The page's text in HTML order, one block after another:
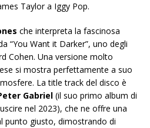
Taylor a Iggy Pop.
che interpreta la fascinosa
“You Want it Darker”, uno degli
Cohen. Una versione molto
si mostra perfettamente a suo
La title track del disco è
Gabriel (il suo primo album di
nel 2023), che ne offre una
punto giusto, dimostrando di